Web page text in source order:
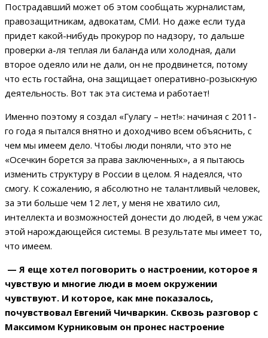
Пострадавший может об этом сообщать журналистам,
правозащитникам, адвокатам, СМИ. Но даже если туда
придет какой-нибудь прокурор по надзору, то дальше
проверки а-ля теплая ли баланда или холодная, дали
второе одеяло или не дали, он не продвинется, потому
что есть гостайна, она защищает оперативно-розыскную
деятельность. Вот так эта система и работает!
Именно поэтому я создал «Гулагу – нет!»: начиная с 2011-
го года я пытался внятно и доходчиво всем объяснить, с
чем мы имеем дело. Чтобы люди поняли, что это не
«Осечкин борется за права заключенных», а я пытаюсь
изменить структуру в России в целом. Я надеялся, что
смогу. К сожалению, я абсолютно не талантливый человек,
за эти больше чем 12 лет, у меня не хватило сил,
интеллекта и возможностей донести до людей, в чем ужас
этой нарождающейся системы. В результате мы имеет то,
что имеем.
— Я еще хотел поговорить о настроении, которое я
чувствую и многие люди в моем окружении
чувствуют. И которое, как мне показалось,
почувствовал Евгений Чичваркин. Сквозь разговор с
Максимом Курниковым он пронес настроение